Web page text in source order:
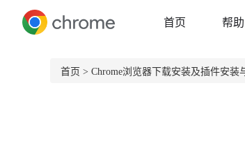
首页 帮
首页 > Chrome浏览器下载安装及插件安装